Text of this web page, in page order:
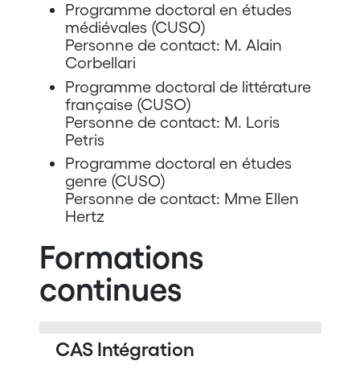
Programme doctoral en études
médiévales (CUSO)
Personne de contact: M. Alain
Corbellari
Programme doctoral de littérature
française (CUSO)
Personne de contact: M. Loris
Petris
Programme doctoral en études
genre (CUSO)
Personne de contact: Mme Ellen
Hertz
Formations
continues
CAS Intégration